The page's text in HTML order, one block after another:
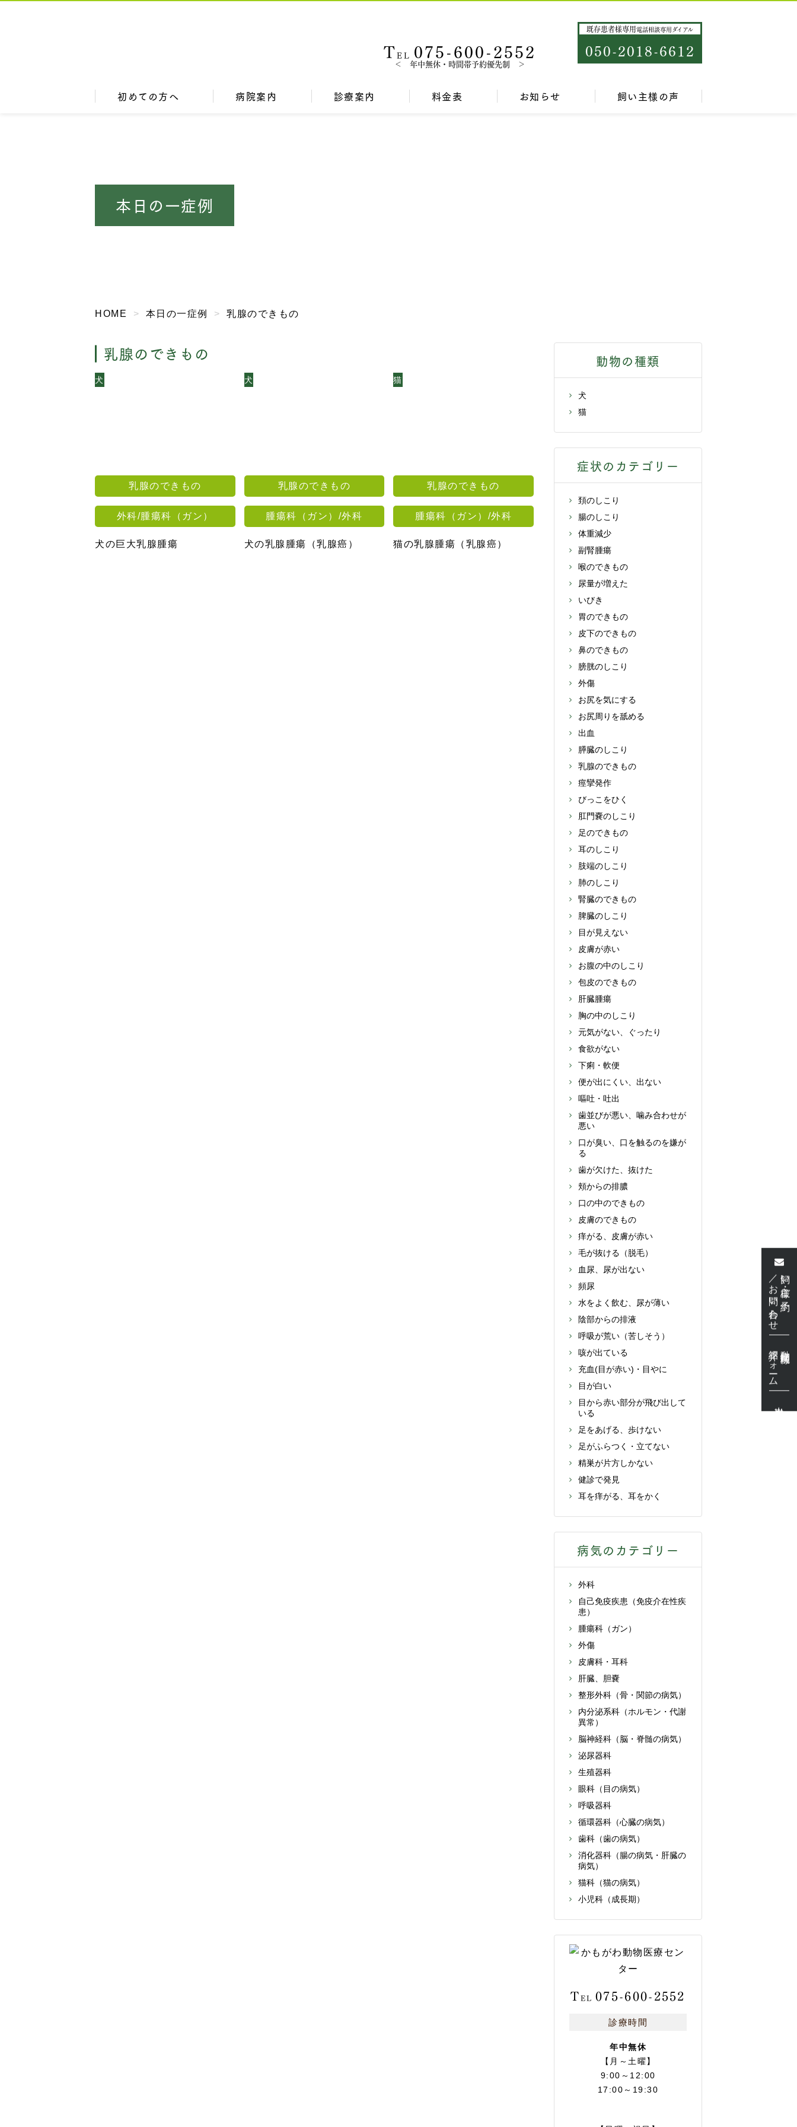
TEL 075-600-2552
＜ 年中無休・時間帯予約優先制 ＞
既存患者様専用電話相談専用ダイアル
050-2018-6612
初めての方へ 病院案内 診療案内 料金表 お知らせ 飼い主様の声
飼い主様・ご予約
／お問い合わせ
紹介フォーム
本日の一症例
HOME 本日の一症例 乳腺のできもの
乳腺のできもの
犬
乳腺のできもの
外科/腫瘍科（ガン）
犬の巨大乳腺腫瘍
犬
乳腺のできもの
腫瘍科（ガン）/外科
犬の乳腺腫瘍（乳腺癌）
猫
乳腺のできもの
腫瘍科（ガン）/外科
猫の乳腺腫瘍（乳腺癌）
動物の種類
犬
猫
症状のカテゴリー
頚のしこり
腸のしこり
体重減少
副腎腫瘍
喉のできもの
尿量が増えた
いびき
胃のできもの
皮下のできもの
鼻のできもの
膀胱のしこり
外傷
お尻を気にする
お尻周りを舐める
出血
膵臓のしこり
乳腺のできもの
痙攣発作
びっこをひく
肛門嚢のしこり
足のできもの
耳のしこり
肢端のしこり
肺のしこり
腎臓のできもの
脾臓のしこり
目が見えない
皮膚が赤い
お腹の中のしこり
包皮のできもの
肝臓腫瘍
胸の中のしこり
元気がない、ぐったり
食欲がない
下痢・軟便
便が出にくい、出ない
嘔吐・吐出
歯並びが悪い、噛み合わせが
悪い
口が臭い、口を触るのを嫌が
る
歯が欠けた、抜けた
頬からの排膿
口の中のできもの
皮膚のできもの
痒がる、皮膚が赤い
毛が抜ける（脱毛）
血尿、尿が出ない
頻尿
水をよく飲む、尿が薄い
陰部からの排液
呼吸が荒い（苦しそう）
咳が出ている
充血(目が赤い)・目やに
目が白い
目から赤い部分が飛び出して
いる
足をあげる、歩けない
足がふらつく・立てない
精巣が片方しかない
健診で発見
耳を痒がる、耳をかく
病気のカテゴリー
外科
自己免疫疾患（免疫介在性疾
患）
腫瘍科（ガン）
外傷
皮膚科・耳科
肝臓、胆嚢
整形外科（骨・関節の病気）
内分泌系科（ホルモン・代謝
異常）
脳神経科（脳・脊髄の病気）
泌尿器科
生殖器科
眼科（目の病気）
呼吸器科
循環器科（心臓の病気）
歯科（歯の病気）
消化器科（腸の病気・肝臓の
病気）
猫科（猫の病気）
小児科（成長期）
TEL 075-600-2552
診療時間
年中無休
【月～土曜】
9:00～12:00
17:00～19:30